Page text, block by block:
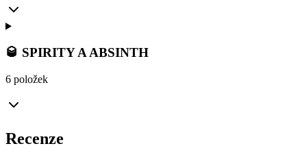
🥃 SPIRITY A ABSINTH
6 položek
Recenze